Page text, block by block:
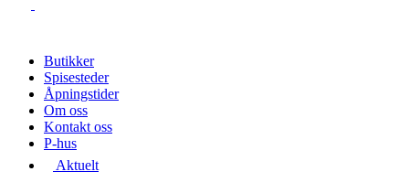
Butikker
Spisesteder
Åpningstider
Om oss
Kontakt oss
P-hus
Aktuelt